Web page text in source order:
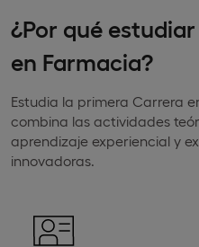
¿Por qué
en Farmacia?
Estudia la primera Carrera
combina las actividades
aprendizaje experiencial y
innovadoras.